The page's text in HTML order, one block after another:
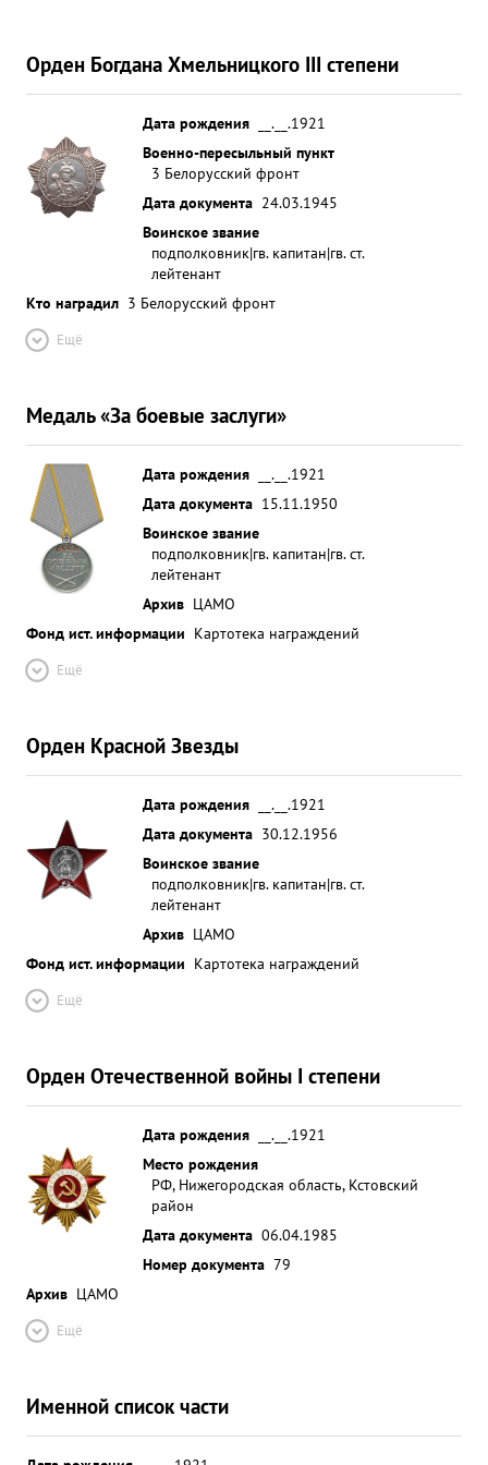
Орден Богдана Хмельницкого III степени
Дата рождения
__.__.1921
Военно-пересыльный пункт
3 Белорусский фронт
Дата документа 24.03.1945
Воинское звание
подполковник|гв. капитан|гв. ст.
лейтенант
Кто наградил 3 Белорусский фронт
Ещё
Медаль «За боевые заслуги»
Дата рождения
__.__.1921
Дата документа 15.11.1950
Воинское звание
подполковник|гв. капитан|гв. ст.
лейтенант
Архив ЦАМО
Фонд ист. информации Картотека награждений
Ещё
Орден Красной Звезды
Дата рождения
__.__.1921
Дата документа 30.12.1956
Воинское звание
подполковник|гв. капитан|гв. ст.
лейтенант
Архив ЦАМО
Фонд ист. информации Картотека награждений
Ещё
Орден Отечественной войны I степени
Дата рождения
__.__.1921
Место рождения
РФ, Нижегородская область, Кстовский
район
Дата документа 06.04.1985
Номер документа 79
Архив ЦАМО
Ещё
Именной список части